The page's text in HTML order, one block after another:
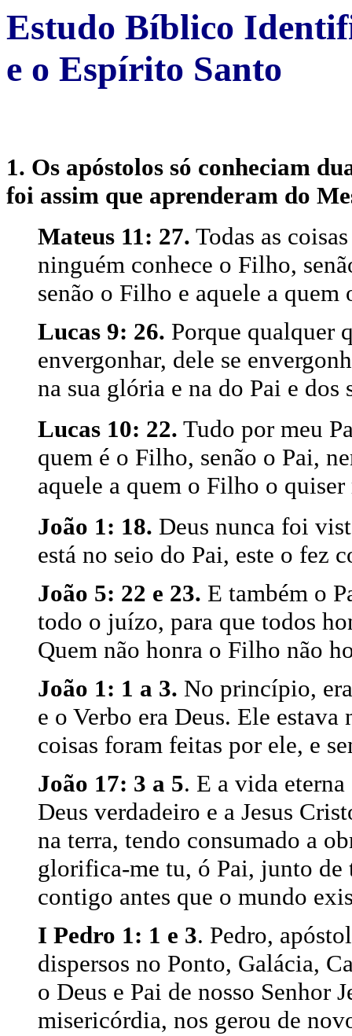
Estudo Bíblico
e o Espírito Santo
1. Os apóstolos só conheciam
foi assim que aprenderam do
Mateus 11: 27. Todas as
ninguém conhece o Filho,
senão o Filho e aquele a
Lucas 9: 26. Porque qualquer
envergonhar, dele se
na sua glória e na do Pai e dos
Lucas 10: 22. Tudo por meu
quem é o Filho, senão o Pai,
aquele a quem o Filho o quiser
João 1: 18. Deus nunca foi
está no seio do Pai, este o fez
João 5: 22 e 23. E também o
todo o juízo, para que todos
Quem não honra o Filho não
João 1: 1 a 3. No princípio,
e o Verbo era Deus. Ele
coisas foram feitas por ele, e
João 17: 3 a 5. E a vida
Deus verdadeiro e a Jesus
na terra, tendo consumado a
glorifica-me tu, ó Pai, junto de
contigo antes que o mundo
I Pedro 1: 1 e 3. Pedro,
dispersos no Ponto, Galácia,
o Deus e Pai de nosso Senhor
misericórdia, nos gerou de